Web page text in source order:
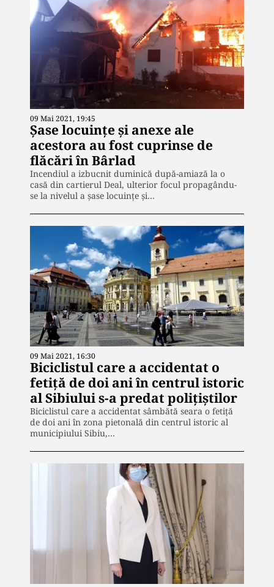
09 Mai 2021, 19:45
Șase locuinţe şi anexe ale
acestora au fost cuprinse de
flăcări în Bârlad
Incendiul a izbucnit duminică după-amiază la o
casă din cartierul Deal, ulterior focul propagându-
se la nivelul a șase locuințe și…
09 Mai 2021, 16:30
Biciclistul care a accidentat o
fetiţă de doi ani în centrul istoric
al Sibiului s-a predat poliţiştilor
Biciclistul care a accidentat sâmbătă seara o fetiţă
de doi ani în zona pietonală din centrul istoric al
municipiului Sibiu,…